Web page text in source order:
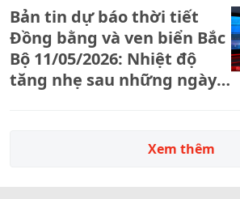
Bản tin dự báo thời tiết
Đồng bằng và ven biển Bắc
Bộ 11/05/2026: Nhiệt độ
tăng nhẹ sau những ngày
Xem thêm